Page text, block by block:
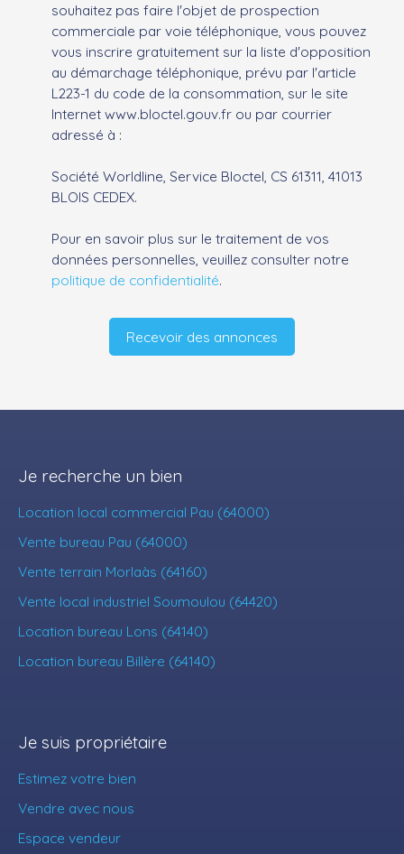
souhaitez pas faire l'objet de prospection
commerciale par voie téléphonique, vous pouvez
vous inscrire gratuitement sur la liste d'opposition
au démarchage téléphonique, prévu par l'article
L223-1 du code de la consommation, sur le site
Internet www.bloctel.gouv.fr ou par courrier
adressé à :
Société Worldline, Service Bloctel, CS 61311, 41013
BLOIS CEDEX.
Pour en savoir plus sur le traitement de vos
données personnelles, veuillez consulter notre
politique de confidentialité.
Recevoir des annonces
Je recherche un bien
Location local commercial Pau (64000)
Vente bureau Pau (64000)
Vente terrain Morlaàs (64160)
Vente local industriel Soumoulou (64420)
Location bureau Lons (64140)
Location bureau Billère (64140)
Je suis propriétaire
Estimez votre bien
Vendre avec nous
Espace vendeur